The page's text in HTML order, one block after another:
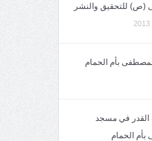
(ص) للتحقيق والنشر
بأم الحمام
القدر في مسجد
الحمام